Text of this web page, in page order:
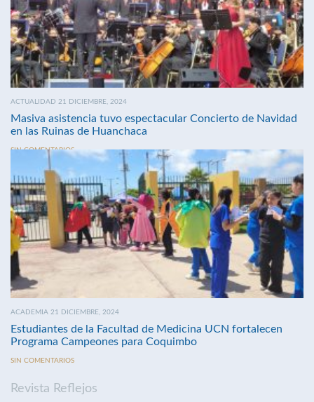
ACTUALIDAD 21 DICIEMBRE, 2024
Masiva asistencia tuvo espectacular Concierto de Navidad
en las Ruinas de Huanchaca
SIN COMENTARIOS
ACADEMIA 21 DICIEMBRE, 2024
Estudiantes de la Facultad de Medicina UCN fortalecen
Programa Campeones para Coquimbo
SIN COMENTARIOS
Revista Reflejos